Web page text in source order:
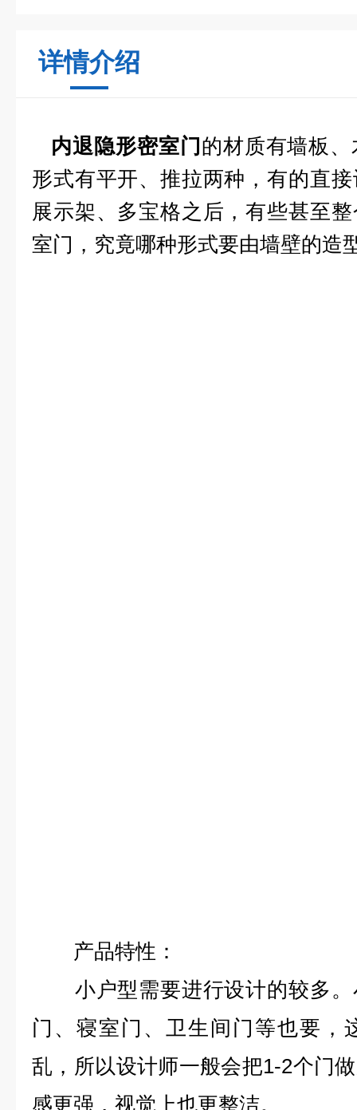
详情介绍
内退隐形密室门 的材质有墙板
形式有平开、推拉两种，有的直
展示架、多宝格之后，有些甚至
室门，究竟哪种形式要由墙壁的造
产品特性：
小户型需要进行设计的较多。
门、寝室门、卫生间门等也要，
乱，所以设计师一般会把1-2个门
感更强，视觉上也更整洁。